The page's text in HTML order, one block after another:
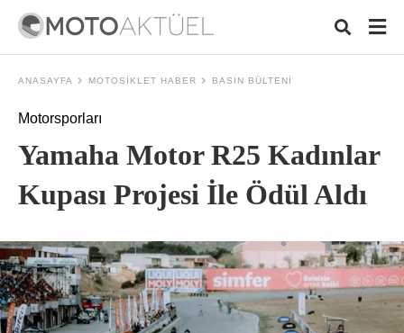
your
ANASAYFA MOTOSIKLET HABER BASIN BÜLTENI
Motorsporları
Yamaha Motor R25 Kadınlar
Kupası Projesi İle Ödül Aldı